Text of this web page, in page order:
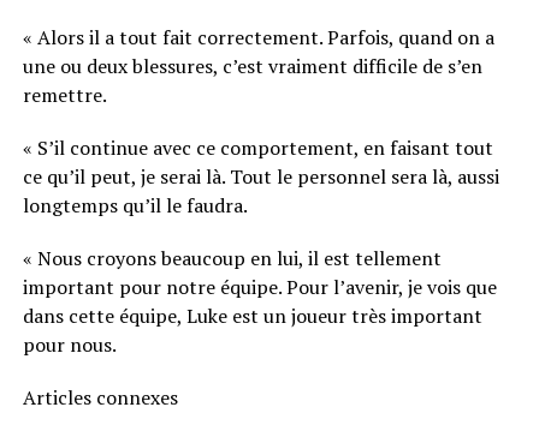
« Alors il a tout fait correctement. Parfois, quand on a
une ou deux blessures, c’est vraiment difficile de s’en
remettre.
« S’il continue avec ce comportement, en faisant tout
ce qu’il peut, je serai là. Tout le personnel sera là, aussi
longtemps qu’il le faudra.
« Nous croyons beaucoup en lui, il est tellement
important pour notre équipe. Pour l’avenir, je vois que
dans cette équipe, Luke est un joueur très important
pour nous.
Articles connexes